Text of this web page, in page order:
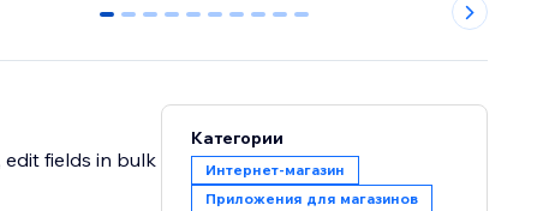
0 1 2 3 4 5 6 7 8 9
edit fields in bulk
Категории
Интернет-магазин
Приложения для магазинов